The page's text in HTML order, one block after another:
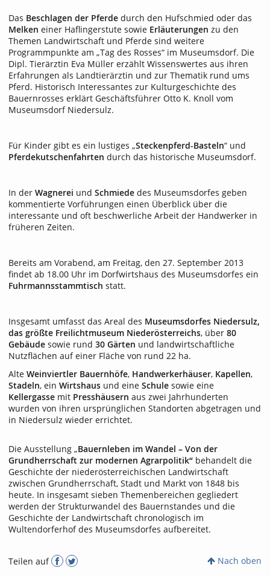
Das Beschlagen der Pferde durch den Hufschmied oder das
Melken einer Haflingerstute sowie Erläuterungen zu den
Themen Landwirtschaft und Pferde sind weitere
Programmpunkte am „Tag des Rosses“ im Museumsdorf. Die
Dipl. Tierärztin Eva Müller erzählt Wissenswertes aus ihren
Erfahrungen als Landtierärztin und zur Thematik rund ums
Pferd. Historisch Interessantes zur Kulturgeschichte des
Bauernrosses erklärt Geschäftsführer Otto K. Knoll vom
Museumsdorf Niedersulz.
Für Kinder gibt es ein lustiges „Steckenpferd-Basteln“ und
Pferdekutschenfahrten durch das historische Museumsdorf.
In der Wagnerei und Schmiede des Museumsdorfes geben
kommentierte Vorführungen einen Überblick über die
interessante und oft beschwerliche Arbeit der Handwerker in
früheren Zeiten.
Bereits am Vorabend, am Freitag, den 27. September 2013
findet ab 18.00 Uhr im Dorfwirtshaus des Museumsdorfes ein
Fuhrmannsstammtisch statt.
Insgesamt umfasst das Areal des Museumsdorfes Niedersulz,
das größte Freilichtmuseum Niederösterreichs, über 80
Gebäude sowie rund 30 Gärten und landwirtschaftliche
Nutzflächen auf einer Fläche von rund 22 ha.
Alte Weinviertler Bauernhöfe, Handwerkerhäuser, Kapellen,
Stadeln, ein Wirtshaus und eine Schule sowie eine
Kellergasse mit Presshäusern aus zwei Jahrhunderten
wurden von ihren ursprünglichen Standorten abgetragen und
in Niedersulz wieder errichtet.
Die Ausstellung „Bauernleben im Wandel – Von der
Grundherrschaft zur modernen Agrarpolitik“ behandelt die
Geschichte der niederösterreichischen Landwirtschaft
zwischen Grundherrschaft, Stadt und Markt von 1848 bis
heute. In insgesamt sieben Themenbereichen gegliedert
werden der Strukturwandel des Bauernstandes und die
Geschichte der Landwirtschaft chronologisch im
Wultendorferhof des Museumsdorfes aufbereitet.
Teilen auf Nach oben